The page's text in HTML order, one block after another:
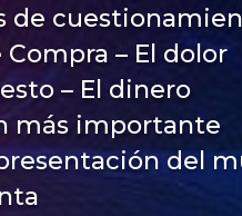
de
– El dolor
– El dinero
más importante
del